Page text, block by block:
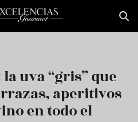
uva “gris” que
aperitivos
en todo el